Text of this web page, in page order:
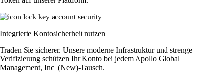
Integrierte Kontosicherheit nutzen
Traden Sie sicherer. Unsere moderne Infrastruktur und strenge
Verifizierung schützen Ihr Konto bei jedem Apollo Global
Management, Inc. (New)-Tausch.